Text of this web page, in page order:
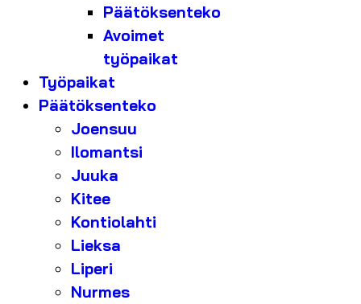
Päätöksenteko
Avoimet
työpaikat
Työpaikat
Päätöksenteko
Joensuu
Ilomantsi
Juuka
Kitee
Kontiolahti
Lieksa
Liperi
Nurmes